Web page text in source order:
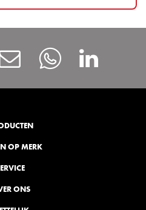
Contact
OP MERK
ONS